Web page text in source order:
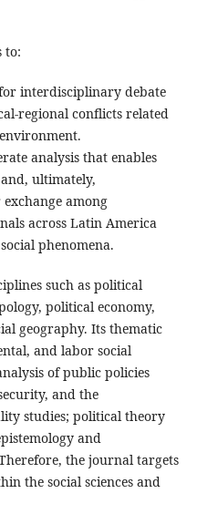
to:
interdisciplinary debate
regional conflicts related
analysis that enables
ultimately,
among
across Latin America
phenomena.
such as political
political economy,
geography. Its thematic
and labor social
of public policies
and the
studies; political theory
and
the journal targets
the social sciences and